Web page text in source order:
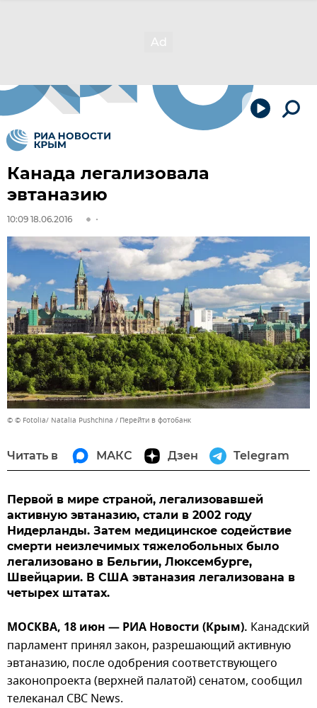
Канада легализовала
эвтаназию
10:09 18.06.2016
© © Fotolia/ Natalia Pushchina Перейти в фотобанк
Читать в МАКС Дзен Telegram
Первой в мире страной, легализовавшей
активную эвтаназию, стали в 2002 году
Нидерланды. Затем медицинское содействие
смерти неизлечимых тяжелобольных было
легализовано в Бельгии, Люксембурге,
Швейцарии. В США эвтаназия легализована в
четырех штатах.
МОСКВА, 18 июн — РИА Новости (Крым). Канадский
парламент принял закон, разрешающий активную
эвтаназию, после одобрения соответствующего
законопроекта (верхней палатой) сенатом, сообщил
телеканал CBC News.